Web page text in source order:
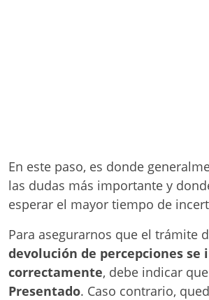
En este paso, es donde
las dudas más importante y
esperar el mayor tiempo de
Para asegurarnos que el trámite
devolución de percepciones se
correctamente, debe indicar
Presentado. Caso contrario,